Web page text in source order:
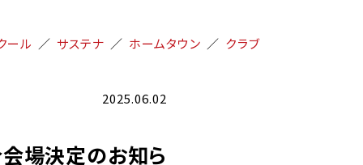
ール サステナ ホームタウン クラブ
2025.06.02
場決定のお知ら